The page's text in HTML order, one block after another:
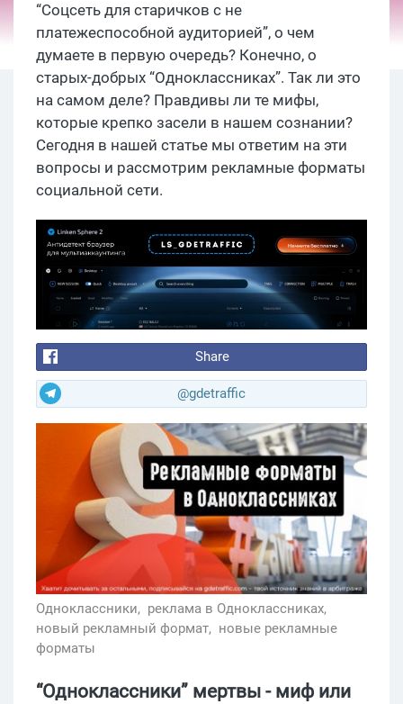
“Соцсеть для старичков с не
платежеспособной аудиторией”, о чем
думаете в первую очередь? Конечно, о
старых-добрых “Одноклассниках”. Так ли это
на самом деле? Правдивы ли те мифы,
которые крепко засели в нашем сознании?
Сегодня в нашей статье мы ответим на эти
вопросы и рассмотрим рекламные форматы
социальной сети.
Share
@gdetraffic
Одноклассники, реклама в Одноклассниках,
новый рекламный формат, новые рекламные
форматы
“Одноклассники” мертвы - миф или